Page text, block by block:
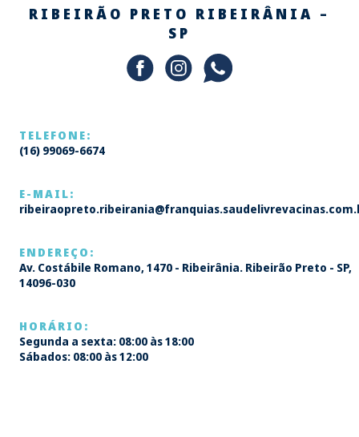
RIBEIRÃO PRETO RIBEIRÂNIA –
SP
TELEFONE:
(16) 99069-6674
E-MAIL:
ENDEREÇO:
Av. Costábile Romano, 1470 - Ribeirânia. Ribeirão Preto - SP,
14096-030
HORÁRIO:
Segunda a sexta: 08:00 às 18:00
Sábados: 08:00 às 12:00